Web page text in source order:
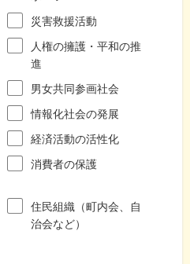
災害救援活動
人権の擁護・平和の推
進
男女共同参画社会
情報化社会の発展
経済活動の活性化
消費者の保護
住民組織（町内会、自
治会など）